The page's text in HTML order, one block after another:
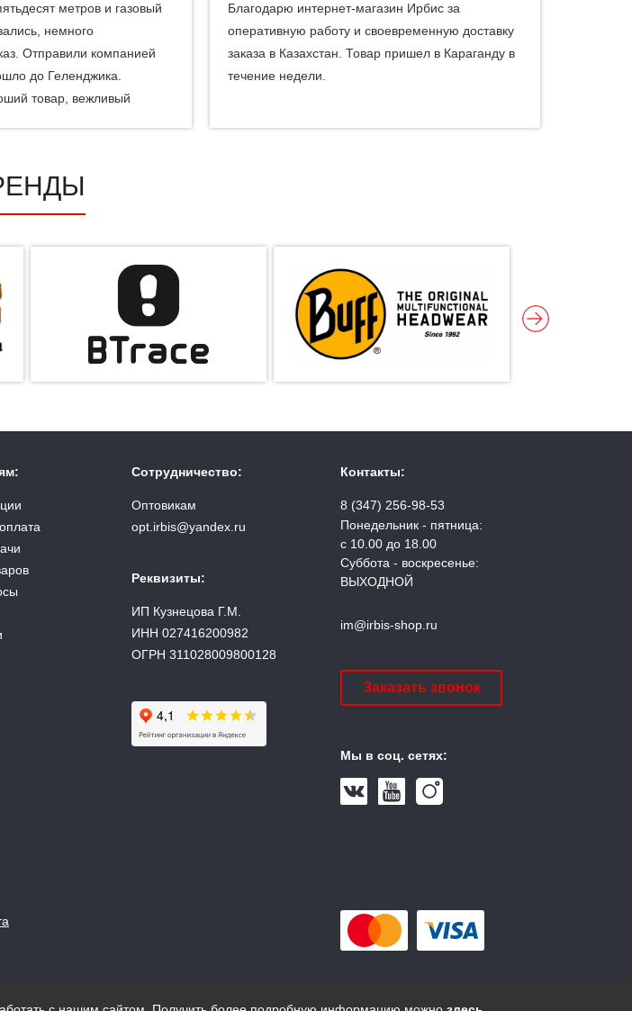
метров и газовый
немного
Отправили компанией
до Геленджика.
товар, вежливый
Благодарю интернет-магазин Ирбис за
оперативную работу и своевременную доставку
заказа в Казахстан. Товар пришел в Караганду в
течение недели.
Сотрудничество:
Оптовикам
opt.irbis@yandex.ru
Реквизиты:
ИП Кузнецова Г.М.
ИНН 027416200982
ОГРН 311028009800128
Контакты:
8 (347) 256-98-53
Понедельник - пятница:
с 10.00 до 18.00
Суббота - воскресенье:
ВЫХОДНОЙ
im@irbis-shop.ru
Заказать звонок
Мы в соц. сетях: